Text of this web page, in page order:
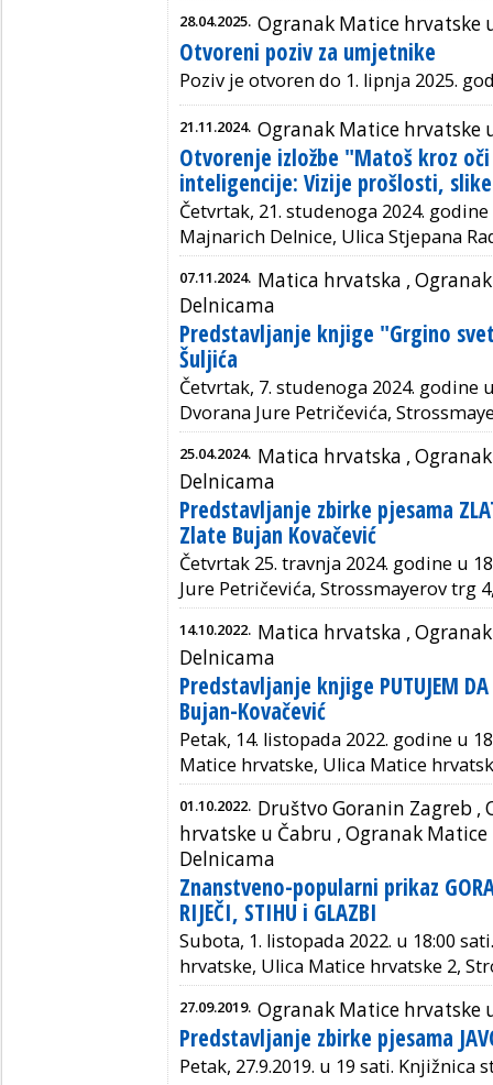
28.04.2025. Ogranak Matice hrvatske
Otvoreni poziv za umjetnike
Poziv je otvoren do 1. lipnja 2025.
21.11.2024. Ogranak Matice hrvatske
Otvorenje izložbe "Matoš kroz
inteligencije: Vizije prošlosti,
Četvrtak, 21. studenoga 2024.
Majnarich Delnice, Ulica Stjepana
07.11.2024. Matica hrvatska ,
Delnicama
Predstavljanje knjige "Grgino
Šuljića
Četvrtak, 7. studenoga 2024. godine
Dvorana Jure Petričevića,
25.04.2024. Matica hrvatska ,
Delnicama
Predstavljanje zbirke pjesama
Zlate Bujan Kovačević
Četvrtak 25. travnja 2024. godine u
Jure Petričevića, Strossmayerov trg
14.10.2022. Matica hrvatska ,
Delnicama
Predstavljanje knjige PUTUJEM DA
Bujan-Kovačević
Petak, 14. listopada 2022. godine u
Matice hrvatske, Ulica Matice
01.10.2022. Društvo Goranin Zagreb ,
hrvatske u Čabru , Ogranak
Delnicama
Znanstveno-popularni prikaz
RIJEČI, STIHU i GLAZBI
Subota, 1. listopada 2022. u 18:00
hrvatske, Ulica Matice hrvatske 2,
27.09.2019. Ogranak Matice hrvatske
Predstavljanje zbirke pjesama
Petak, 27.9.2019. u 19 sati. Knjižnica